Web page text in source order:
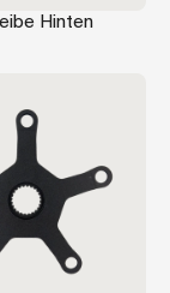
Hinten